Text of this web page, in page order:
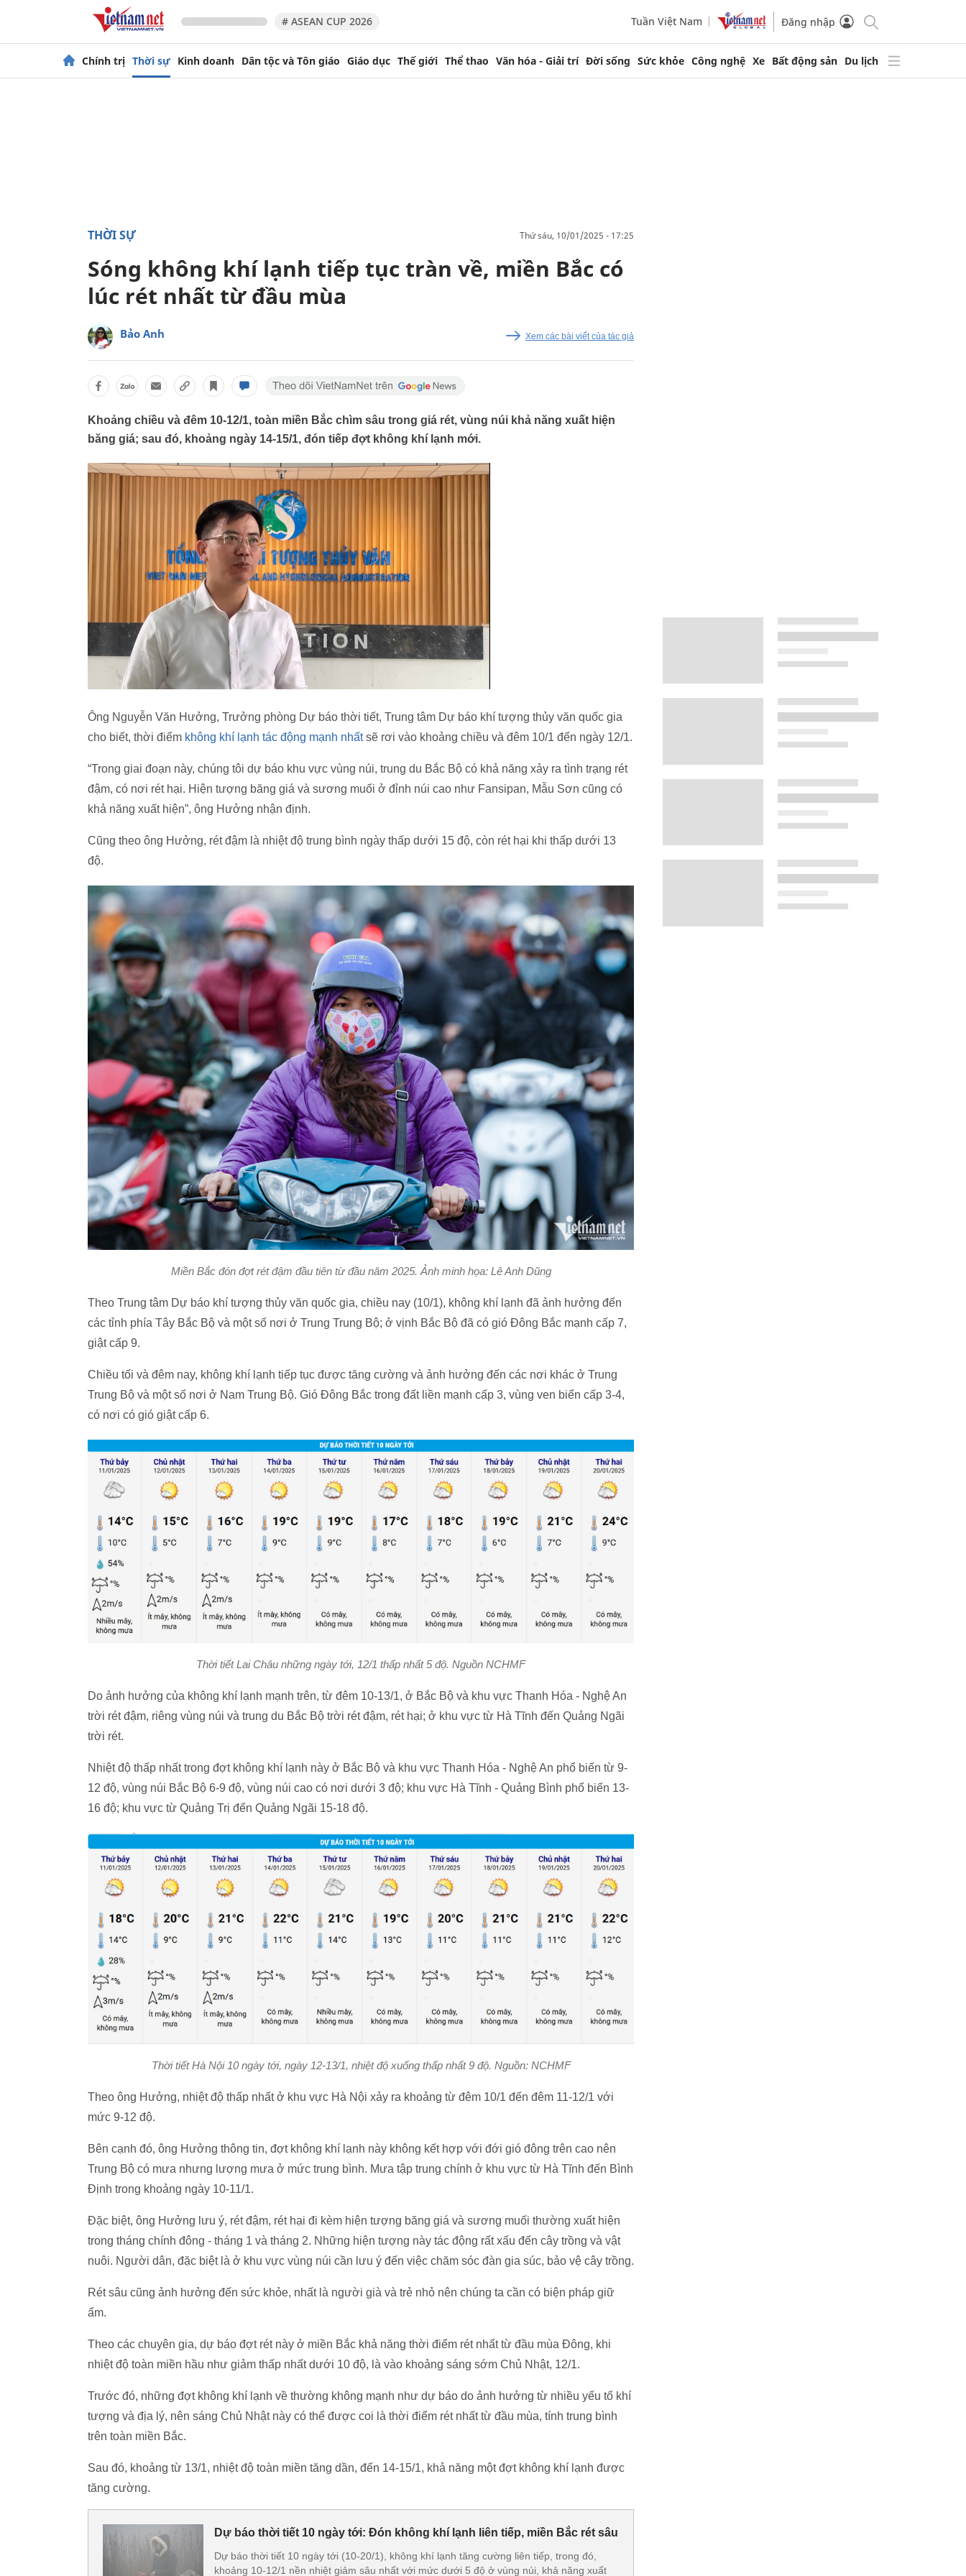
# ASEAN CUP 2026 Tuần Việt Nam Đăng nhập
Chính trị Thời sự Kinh doanh Dân tộc và Tôn giáo Giáo dục Thế giới Thể thao Văn hóa - Giải trí Đời sống Sức khỏe Công nghệ Xe Bất động sản Du lịch
THỜI SỰ thứ sáu, 10/01/2025 - 17:25
Sóng không khí lạnh tiếp tục tràn về, miền Bắc có
lúc rét nhất từ đầu mùa
Bảo Anh Xem các bài viết của tác giả
Khoảng chiều và đêm 10-12/1, toàn miền Bắc chìm sâu trong giá rét, vùng núi khả năng xuất hiện
băng giá; sau đó, khoảng ngày 14-15/1, đón tiếp đợt không khí lạnh mới.
Ông Nguyễn Văn Hưởng, Trưởng phòng Dự báo thời tiết, Trung tâm Dự báo khí tượng thủy văn quốc gia
cho biết, thời điểm không khí lạnh tác động mạnh nhấtsẽ rơi vào khoảng chiều và đêm 10/1 đến ngày 12/1.
“Trong giai đoạn này, chúng tôi dự báo khu vực vùng núi, trung du Bắc Bộ có khả năng xảy ra tình trạng rét
đậm, có nơi rét hại. Hiện tượng băng giá và sương muối ở đỉnh núi cao như Fansipan, Mẫu Sơn cũng có
khả năng xuất hiện”, ông Hưởng nhận định.
Cũng theo ông Hưởng, rét đậm là nhiệt độ trung bình ngày thấp dưới 15 độ, còn rét hại khi thấp dưới 13
độ.
Miền Bắc đón đợt rét đậm đầu tiên từ đầu năm 2025. Ảnh minh họa: Lê Anh Dũng
Theo Trung tâm Dự báo khí tượng thủy văn quốc gia, chiều nay (10/1), không khí lạnh đã ảnh hưởng đến
các tỉnh phía Tây Bắc Bộ và một số nơi ở Trung Trung Bộ; ở vịnh Bắc Bộ đã có gió Đông Bắc mạnh cấp 7,
giật cấp 9.
Chiều tối và đêm nay, không khí lạnh tiếp tục được tăng cường và ảnh hưởng đến các nơi khác ở Trung
Trung Bộ và một số nơi ở Nam Trung Bộ. Gió Đông Bắc trong đất liền mạnh cấp 3, vùng ven biển cấp 3-4,
có nơi có gió giật cấp 6.
Thời tiết Lai Châu những ngày tới, 12/1 thấp nhất 5 độ. Nguồn NCHMF
Do ảnh hưởng của không khí lạnh mạnh trên, từ đêm 10-13/1, ở Bắc Bộ và khu vực Thanh Hóa - Nghệ An
trời rét đậm, riêng vùng núi và trung du Bắc Bộ trời rét đậm, rét hại; ở khu vực từ Hà Tĩnh đến Quảng Ngãi
trời rét.
Nhiệt độ thấp nhất trong đợt không khí lạnh này ở Bắc Bộ và khu vực Thanh Hóa - Nghệ An phổ biến từ 9-
12 độ, vùng núi Bắc Bộ 6-9 độ, vùng núi cao có nơi dưới 3 độ; khu vực Hà Tĩnh - Quảng Bình phổ biến 13-
16 độ; khu vực từ Quảng Trị đến Quảng Ngãi 15-18 độ.
Thời tiết Hà Nội 10 ngày tới, ngày 12-13/1, nhiệt độ xuống thấp nhất 9 độ. Nguồn: NCHMF
Theo ông Hưởng, nhiệt độ thấp nhất ở khu vực Hà Nội xảy ra khoảng từ đêm 10/1 đến đêm 11-12/1 với
mức 9-12 độ.
Bên cạnh đó, ông Hưởng thông tin, đợt không khí lạnh này không kết hợp với đới gió đông trên cao nên
Trung Bộ có mưa nhưng lượng mưa ở mức trung bình. Mưa tập trung chính ở khu vực từ Hà Tĩnh đến Bình
Định trong khoảng ngày 10-11/1.
Đặc biệt, ông Hưởng lưu ý, rét đậm, rét hại đi kèm hiện tượng băng giá và sương muối thường xuất hiện
trong tháng chính đông - tháng 1 và tháng 2. Những hiện tượng này tác động rất xấu đến cây trồng và vật
nuôi. Người dân, đặc biệt là ở khu vực vùng núi cần lưu ý đến việc chăm sóc đàn gia súc, bảo vệ cây trồng.
Rét sâu cũng ảnh hưởng đến sức khỏe, nhất là người già và trẻ nhỏ nên chúng ta cần có biện pháp giữ
ấm.
Theo các chuyên gia, dự báo đợt rét này ở miền Bắc khả năng thời điểm rét nhất từ đầu mùa Đông, khi
nhiệt độ toàn miền hầu như giảm thấp nhất dưới 10 độ, là vào khoảng sáng sớm Chủ Nhật, 12/1.
Trước đó, những đợt không khí lạnh về thường không mạnh như dự báo do ảnh hưởng từ nhiều yếu tố khí
tượng và địa lý, nên sáng Chủ Nhật này có thể được coi là thời điểm rét nhất từ đầu mùa, tính trung bình
trên toàn miền Bắc.
Sau đó, khoảng từ 13/1, nhiệt độ toàn miền tăng dần, đến 14-15/1, khả năng một đợt không khí lạnh được
tăng cường.
Dự báo thời tiết 10 ngày tới: Đón không khí lạnh liên tiếp, miền Bắc rét sâu
Dự báo thời tiết 10 ngày tới (10-20/1), không khí lạnh tăng cường liên tiếp, trong đó,
khoảng 10-12/1 nền nhiệt giảm sâu nhất với mức dưới 5 độ ở vùng núi, khả năng xuất